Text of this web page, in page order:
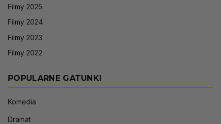
Filmy 2025
Filmy 2024
Filmy 2023
Filmy 2022
POPULARNE GATUNKI
Komedia
Dramat